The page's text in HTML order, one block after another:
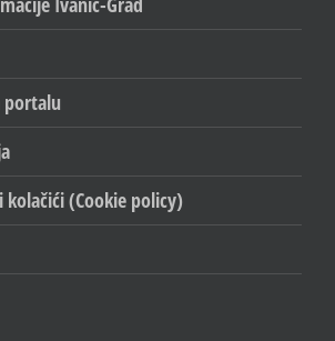
portalu
kolačići (Cookie policy)